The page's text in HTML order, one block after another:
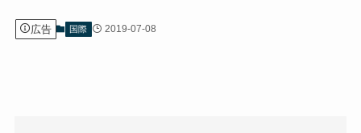
広告 国際 2019-07-08